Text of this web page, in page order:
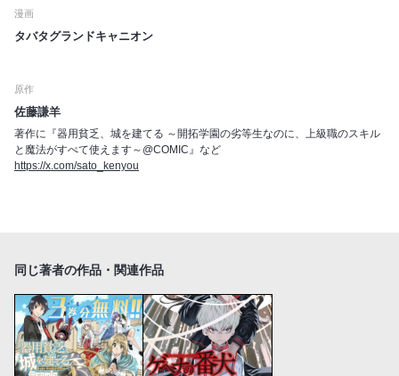
漫画
タバタグランドキャニオン
原作
佐藤謙羊
著作に『器用貧乏、城を建てる ～開拓学園の劣等生なのに、上級職のスキル
と魔法がすべて使えます～@COMIC』など
https://x.com/sato_kenyou
同じ著者の作品・関連作品